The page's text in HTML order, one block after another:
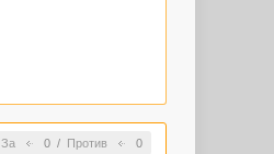
За 0/ Против 0